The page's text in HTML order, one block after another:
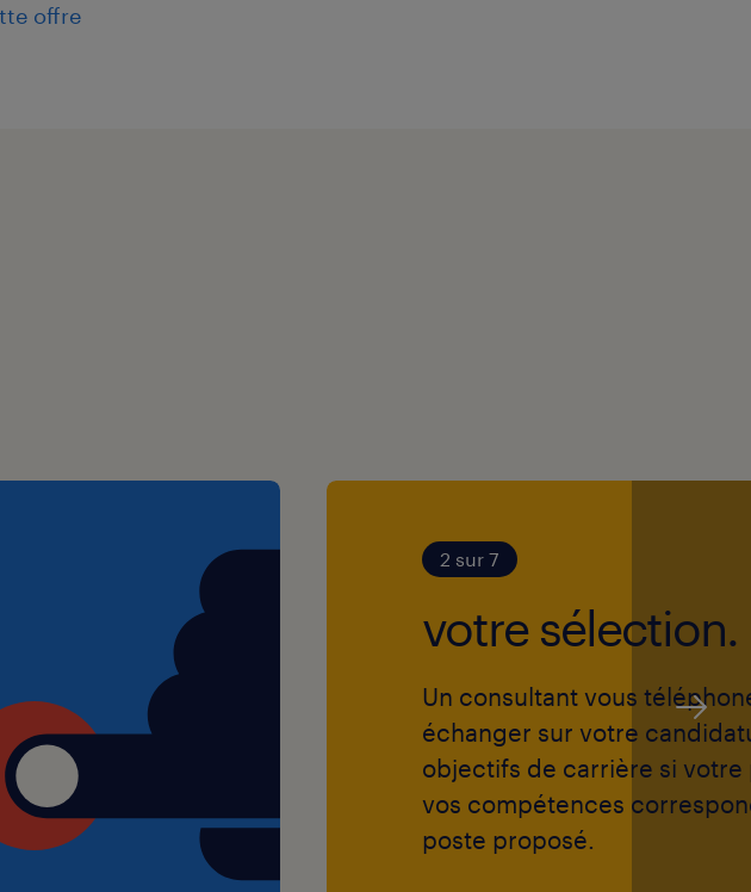
offre
2 sur 7
votre sélection.
Un consultant vous
échanger sur votre
objectifs de carrière si votre
vos compétences
poste proposé.